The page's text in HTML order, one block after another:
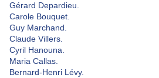
Gérard Depardieu.
Carole Bouquet.
Guy Marchand.
Claude Villers.
Cyril Hanouna.
Maria Callas.
Bernard-Henri Lévy.